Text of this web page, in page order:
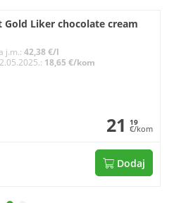
Gold Liker chocolate cream
j.m.:42,38 €/l
18,65 €/kom
21 19
€/kom
Dodaj